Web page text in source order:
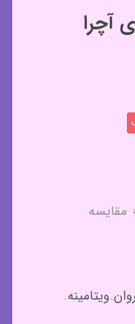
آچرا
مقایسه